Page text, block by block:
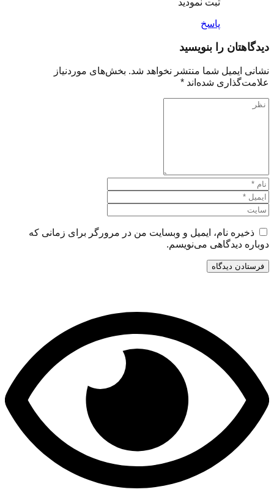
پاسخ
دیدگاهتان را بنویسید
نشانی ایمیل شما منتشر نخواهد شد. بخش‌های موردنیاز
علامت‌گذاری شده‌اند *
ذخیره نام، ایمیل و وبسایت من در مرورگر برای زمانی که
دوباره دیدگاهی می‌نویسم.